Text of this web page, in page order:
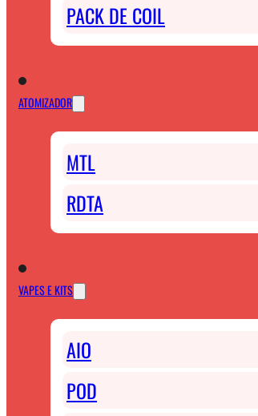
PACK DE COIL
ATOMIZADOR
MTL
RDTA
VAPES E KITS
AIO
POD